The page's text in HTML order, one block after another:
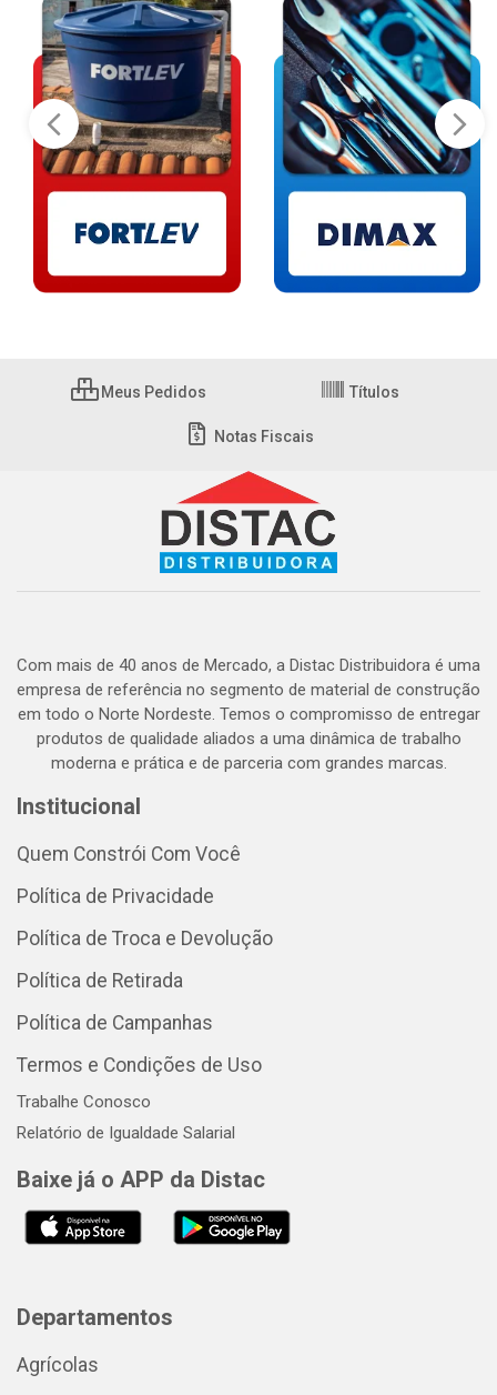
Meus Pedidos Títulos
Notas Fiscais
Com mais de 40 anos de Mercado, a Distac Distribuidora é uma
empresa de referência no segmento de material de construção
em todo o Norte Nordeste. Temos o compromisso de entregar
produtos de qualidade aliados a uma dinâmica de trabalho
moderna e prática e de parceria com grandes marcas.
Institucional
Quem Constrói Com Você
Política de Privacidade
Política de Troca e Devolução
Política de Retirada
Política de Campanhas
Termos e Condições de Uso
Trabalhe Conosco
Relatório de Igualdade Salarial
Baixe já o APP da Distac
Departamentos
Agrícolas